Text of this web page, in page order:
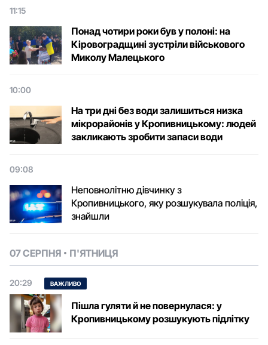
11:15
Понад чотири роки був у полоні: на
Кіровоградщині зустріли військового
Микoлу Малецькoгo
10:00
На три дні без води залишиться низка
мікрорайонів у Кропивницькому: людей
закликають зробити запаси води
09:08
Неповнолітню дівчинку з
Кропивницького, яку розшукувала поліція,
знайшли
07 СЕРПНЯ П'ЯТНИЦЯ
20:29 ВАЖЛИВО
Пішла гуляти й не повернулася: у
Кропивницькому розшукують підлітку